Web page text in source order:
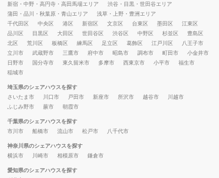
新宿・中野・高円寺・高田馬場エリア
渋谷・目黒・世田谷エリア
蒲田・品川・秋葉原・青山エリア
浅草・上野・豊洲エリア
千代田区
中央区 港区 新宿区 文京区 台東区 墨田区
江東区
品川区
目黒区 大田区 世田谷区 渋谷区 中野区 杉並区
豊島区
北区
荒川区 板橋区 練馬区 足立区 葛飾区 江戸川区
八王子市
立川市
武蔵野市 三鷹市 府中市 昭島市 調布市 町田市
小金井市
日野市
国分寺市 東久留米市 多摩市 西東京市 小平市
福生市
稲城市
埼玉県のシェアハウスを探す
さいたま市
川口市 戸田市 新座市 所沢市 越谷市
川越市
ふじみ野市
蕨市 朝霞市
千葉県のシェアハウスを探す
市川市
船橋市 流山市 松戸市 八千代市
神奈川県のシェアハウスを探す
横浜市
川崎市 相模原市 鎌倉市
愛知県のシェアハウスを探す